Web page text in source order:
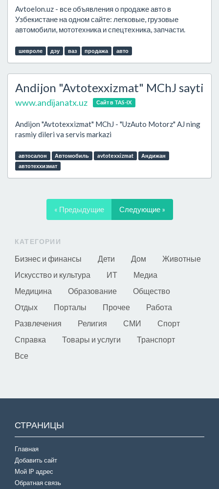
Avtoelon.uz - все объявления о продаже авто в
Узбекистане на одном сайте: легковые, грузовые
автомобили, мототехника и спецтехника, запчасти.
шевроле дэу ваз продажа авто
Andijon "Avtotexxizmat" MChJ sayti
www.andijanatx.uz Сайт в TAS-IX
Andijon "Avtotexxizmat" MChJ - "UzAuto Motorz" AJ ning
rasmiy dileri va servis markazi
автосалон Автомобиль avtotexxizmat
Андижан
автотеххизмат
« Предыдущие Следующие »
КАТЕГОРИИ
Бизнес и финансы Дети Дом
Животные
Искусство и культура
ИТ
Медиа
Медицина
Образование
Общество
Отдых
Порталы Прочее
Работа
Развлечения
Религия СМИ
Спорт
Справка
Товары и услуги
Транспорт
Все
СТРАНИЦЫ
Главная
Добавить сайт
Мой IP адрес
Обратная связь